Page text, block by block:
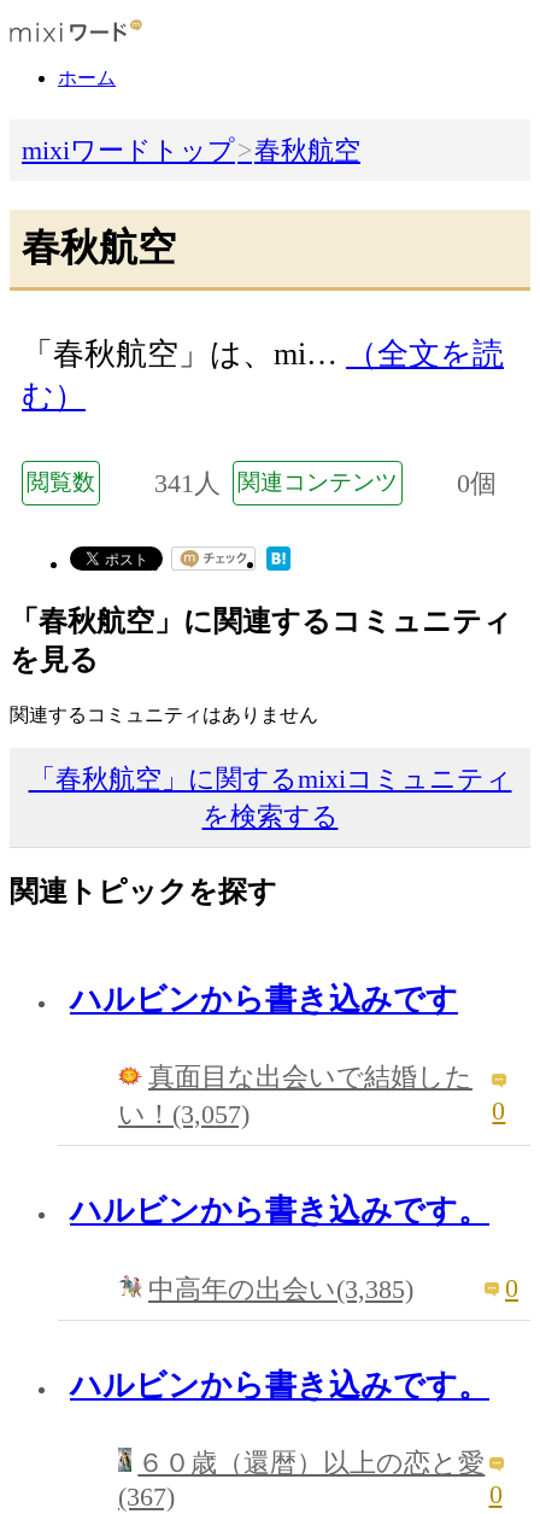
ホーム
mixiワードトップ 春秋航空
春秋航空
「春秋航空」は、mi…
（全文を読
む）
閲覧数 341人 関連コンテンツ 0個
「春秋航空」に関連するコミュニティ
を見る
関連するコミュニティはありません
「春秋航空」に関するmixiコミュニティ
を検索する
関連トピックを探す
ハルビンから書き込みです
真面目な出会いで結婚した
い！(3,057)
0
ハルビンから書き込みです。
中高年の出会い(3,385) 0
ハルビンから書き込みです。
６０歳（還暦）以上の恋と愛
(367)
0